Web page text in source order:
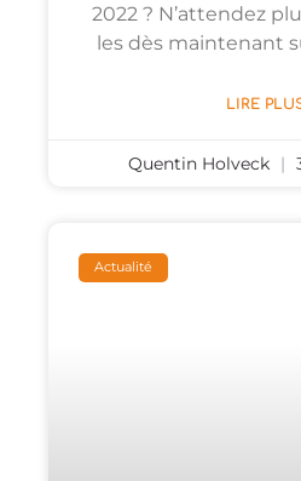
2022 ? N’attendez
les dès maintenant
LIRE
Quentin Holveck
Actualité